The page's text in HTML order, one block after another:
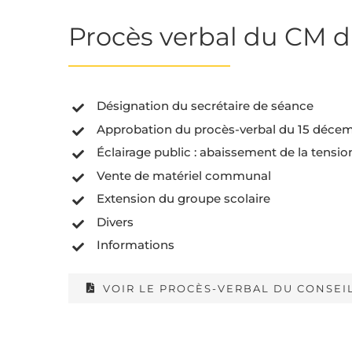
Procès verbal du CM
Désignation du secrétaire de séance
Approbation du procès-verbal du 15
Éclairage public : abaissement de la
Vente de matériel communal
Extension du groupe scolaire
Divers
Informations
VOIR LE PROCÈS-VERBAL DU